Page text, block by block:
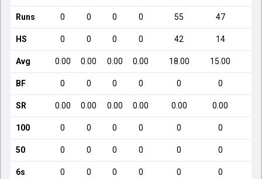
Runs 0 0 0 0 55 47
HS 0 0 0 0 42 14
Avg 0.00 0.00 0.00 0.00 18.00 15.00
BF 0 0 0 0 0 0
SR 0.00 0.00 0.00 0.00 0.00 0.00
100 0 0 0 0 0 0
50 0 0 0 0 0 0
6s 0 0 0 0 0 0